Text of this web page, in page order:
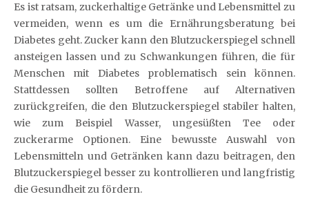
Es ist ratsam, zuckerhaltige Getränke und Lebensmittel zu
vermeiden, wenn es um die Ernährungsberatung bei
Diabetes geht. Zucker kann den Blutzuckerspiegel schnell
ansteigen lassen und zu Schwankungen führen, die für
Menschen mit Diabetes problematisch sein können.
Stattdessen sollten Betroffene auf Alternativen
zurückgreifen, die den Blutzuckerspiegel stabiler halten,
wie zum Beispiel Wasser, ungesüßten Tee oder
zuckerarme Optionen. Eine bewusste Auswahl von
Lebensmitteln und Getränken kann dazu beitragen, den
Blutzuckerspiegel besser zu kontrollieren und langfristig
die Gesundheit zu fördern.